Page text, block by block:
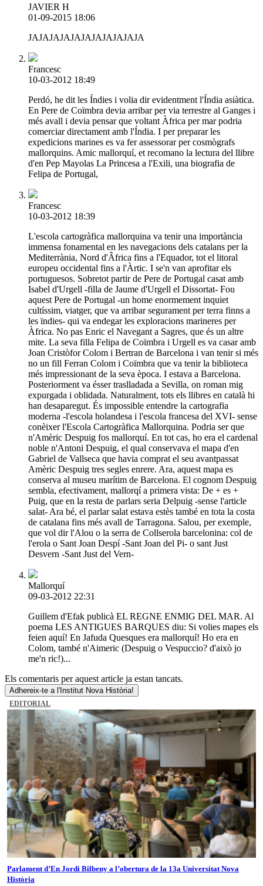
JAVIER H
01-09-2015 18:06
JAJAJAJAJAJAJAJAJAJAJA
Francesc
10-03-2012 18:49
Perdó, he dit les Índies i volia dir evidentment l'Índia asiàtica.
En Pere de Coïmbra devia arribar per via terrestre al Ganges i
més avall i devia pensar que voltant Àfrica per mar podria
comerciar directament amb l'Índia. I per preparar les
expedicions marines es va fer assessorar per cosmògrafs
mallorquins. Amic mallorquí, et recomano la lectura del llibre
d'en Pep Mayolas La Princesa a l'Exili, una biografia de
Felipa de Portugal,
Francesc
10-03-2012 18:39
L'escola cartogràfica mallorquina va tenir una importància
immensa fonamental en les navegacions dels catalans per la
Mediterrània, Nord d'Âfrica fins a l'Equador, tot el litoral
europeu occidental fins a l'Àrtic. I se'n van aprofitar els
portuguesos. Sobretot partir de Pere de Portugal casat amb
Isabel d'Urgell -filla de Jaume d'Urgell el Dissortat- Fou
aquest Pere de Portugal -un home enormement inquiet
cultíssim, viatger, que va arribar segurament per terra finns a
les ïndies- qui va endegar les exploracions marineres per
Àfrica. No pas Enric el Navegant a Sagres, que és un altre
mite. La seva filla Felipa de Coïmbra i Urgell es va casar amb
Joan Cristòfor Colom i Bertran de Barcelona i van tenir si més
no un fill Ferran Colom i Coïmbra que va tenir la biblioteca
més impressionant de la seva època. I estava a Barcelona.
Posteriorment va ésser traslladada a Sevilla, on roman mig
expurgada i oblidada. Naturalment, tots els llibres en català hi
han desaparegut. És impossible entendre la cartografia
moderna -l'escola holandesa i l'escola francesa del XVI- sense
conèixer l'Escola Cartogràfica Mallorquina. Podria ser que
n'Amèric Despuig fos mallorquí. En tot cas, ho era el cardenal
noble n'Antoni Despuig, el qual conservava el mapa d'en
Gabriel de Vallseca que havia comprat el seu avantpassat
Amèric Despuig tres segles enrere. Ara, aquest mapa es
conserva al museu marítim de Barcelona. El cognom Despuig
sembla, efectivament, mallorqí a primera vista: De + es +
Puig, que en la resta de parlars seria Delpuig -sense l'article
salat- Ara bé, el parlar salat estava estès també en tota la costa
de catalana fins més avall de Tarragona. Salou, per exemple,
que vol dir l'Alou o la serra de Collserola barcelonina: col de
l'erola o Sant Joan Despí -Sant Joan del Pi- o sant Just
Desvern -Sant Just del Vern-
Mallorquí
09-03-2012 22:31
Guillem d'Efak publicà EL REGNE ENMIG DEL MAR. Al
poema LES ANTIGUES BARQUES diu: Si volies mapes els
feien aquí! En Jafuda Quesques era mallorquí! Ho era en
Colom, també n'Aimeric (Despuig o Vespuccio? d'això jo
me'n ric!)...
Els comentaris per aquest article ja estan tancats.
Adhereix-te a l'Institut Nova Història!
EDITORIAL
Parlament d’En Jordi Bilbeny a l’obertura de la 13a Universitat Nova
Història